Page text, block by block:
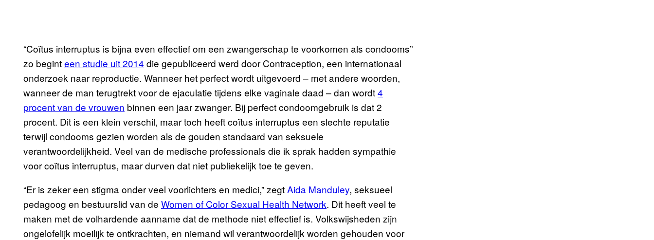
“Coïtus interruptus is bijna even effectief om een zwangerschap te voorkomen als condooms”
zo beginteen studie uit 2014 die gepubliceerd werd door Contraception, een internationaal
onderzoek naar reproductie. Wanneer het perfect wordt uitgevoerd – met andere woorden,
wanneer de man terugtrekt voor de ejaculatie tijdens elke vaginale daad – dan wordt4
procent van de vrouwen binnen een jaar zwanger. Bij perfect condoomgebruik is dat 2
procent. Dit is een klein verschil, maar toch heeft coïtus interruptus een slechte reputatie
terwijl condooms gezien worden als de gouden standaard van seksuele
verantwoordelijkheid. Veel van de medische professionals die ik sprak hadden sympathie
voor coïtus interruptus, maar durven dat niet publiekelijk toe te geven.
“Er is zeker een stigma onder veel voorlichters en medici,” zegtAida Manduley, seksueel
pedagoog en bestuurslid van de Women of Color Sexual Health Network. Dit heeft veel te
maken met de volhardende aanname dat de methode niet effectief is. Volkswijsheden zijn
ongelofelijk moeilijk te ontkrachten, en niemand wil verantwoordelijk worden gehouden voor